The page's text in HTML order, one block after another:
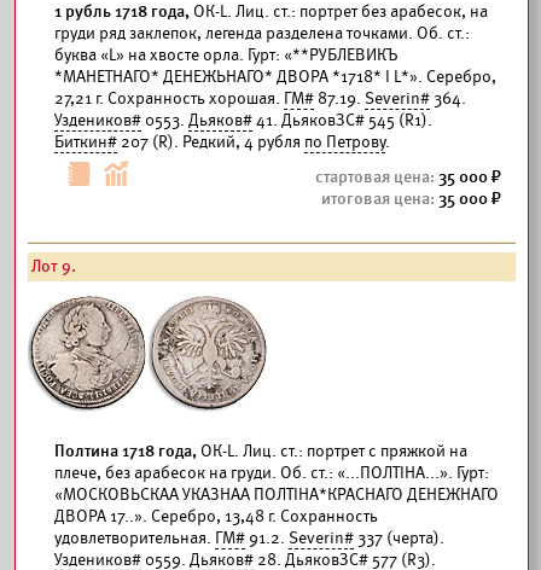
1 рубль 1718 года, ОК-L. Лиц. ст.: портрет без арабесок, на
груди ряд заклепок, легенда разделена точками. Об. ст.:
буква «L» на хвосте орла. Гурт: «**РУБЛЕВИКЪ
*МАНЕТНАГО* ДЕНЕЖЬНАГО* ДВОРА *1718* I L*». Серебро,
27,21 г. Сохранность хорошая. ГМ# 87.19. Severin#364.
Уздеников# 0553. Дьяков#41. ДьяковЗС# 545 (R1).
Биткин# 207 (R). Редкий, 4 рубля по Петрову.
35 000
35 000
Лот 9.
Полтина 1718 года, ОК-L. Лиц. ст.: портрет с пряжкой на
плече, без арабесок на груди. Об. ст.: «...ПОЛТIНА...». Гурт:
«МОСКОВЬСКАА УКАЗНАА ПОЛТIНА*КРАСНАГО ДЕНЕЖНАГО
ДВОРА 17..». Серебро, 13,48 г. Сохранность
удовлетворительная. ГМ# 91.2. Severin#337 (черта).
Уздеников# 0559. Дьяков# 28. ДьяковЗС# 577 (R3).